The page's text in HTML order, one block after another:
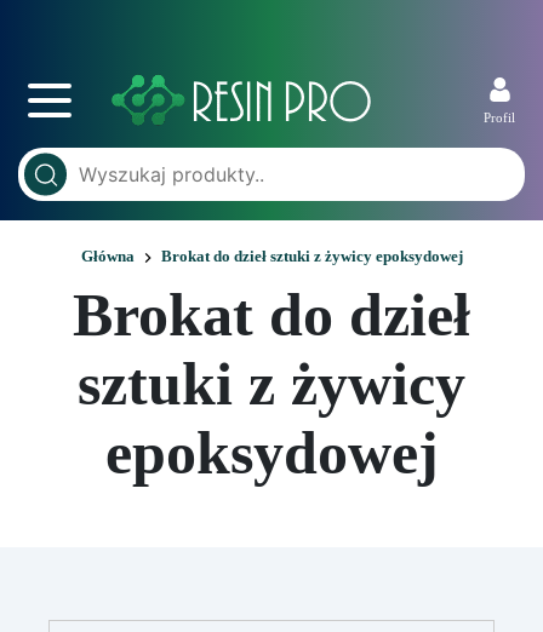
Profil
Główna Brokat do dzieł sztuki z żywicy epoksydowej
Brokat do dzieł
sztuki z żywicy
epoksydowej